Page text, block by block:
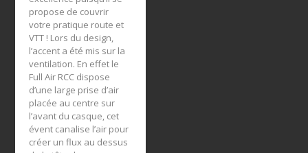
propose de couvrir
votre pratique route et
VTT ! Lors du design,
l’accent a été mis sur la
ventilation. En effet le
Full Air RCC dispose
d’une large prise d’air
placée au centre sur
l’avant du casque, cet
évent canalise l’air pour
créer un flux au dessus